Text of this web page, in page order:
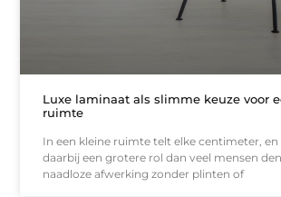
Luxe laminaat als slimme keuze voor
ruimte
In een kleine ruimte telt elke centimeter, en
daarbij een grotere rol dan veel mensen
naadloze afwerking zonder plinten of